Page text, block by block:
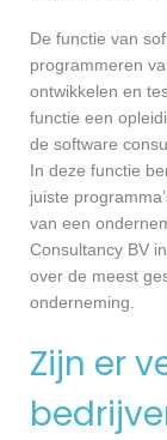
De functie van
programmeren
ontwikkelen en
functie een
de software
In deze functie
juiste
van een
Consultancy BV
over de meest
onderneming.
Zijn er